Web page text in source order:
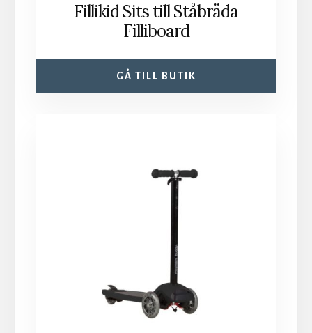
Fillikid Sits till Ståbräda
Filliboard
GÅ TILL BUTIK